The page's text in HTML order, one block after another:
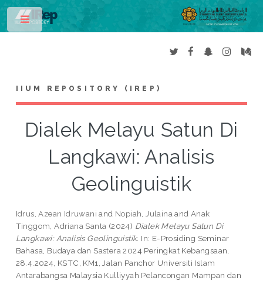
IIUM REPOSITORY (IREP)
Dialek Melayu Satun Di
Langkawi: Analisis
Geolinguistik
Idrus, Azean Idruwani and Nopiah, Julaina andAnak
Tinggom, Adriana Santa (2024) Dialek Melayu Satun Di
Langkawi: Analisis Geolinguistik. In: E-Prosiding Seminar
Bahasa, Budaya dan Sastera 2024 Peringkat Kebangsaan,
28.4.2024, KSTC, KM1, Jalan Panchor Universiti Islam
Antarabangsa Malaysia Kulliyyah Pelancongan Mampan dan
Toggle